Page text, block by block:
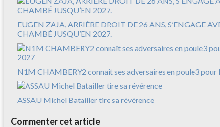
EUGEN ZAJA, ARRIÈRE DROIT DE 26 ANS, S’ENGAGE
CHAMBÉ JUSQU’EN 2027.
N1M CHAMBERY2 connaît ses adversaires en poule3 pour
ASSAU Michel Batailler tire sa révérence
Commenter cet article